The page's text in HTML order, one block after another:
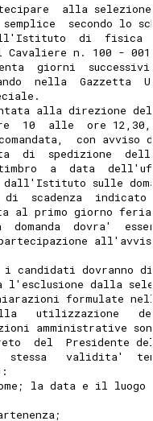
alla
secondo lo
di  fisica
n. 100 -
giorni
nella  Gazzetta
alla direzione
10  alle  ore 12,30,
con avviso
di  spedizione
a  data
sulle
scadenza  indicato
al primo giorno
domanda  dovra'
candidati dovranno
dalla
formulate
utilizzazione
amministrative
del  Presidente
stessa   validita'
la data e il luogo